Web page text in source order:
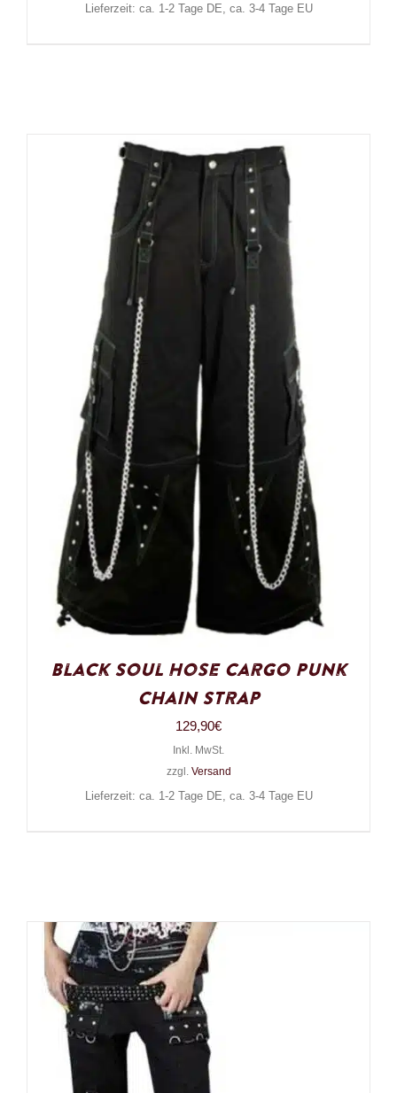
Lieferzeit: ca. 1-2 Tage DE, ca. 3-4 Tage EU
Black Soul Hose Cargo Punk
Chain Strap
129,90€
Inkl. MwSt.
zzgl. Versand
Lieferzeit: ca. 1-2 Tage DE, ca. 3-4 Tage EU